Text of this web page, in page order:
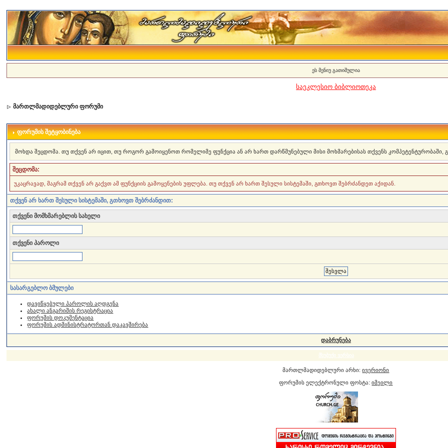
ეს მენიუ გათიშულია
საეკლესიო ბიბლიოთეკა
მართლმადიდებლური ფორუმი
ფორუმის შეტყობინება
მოხდა შეცდომა. თუ თქვენ არ იცით, თუ როგორ გამოიყენოთ რომელიმე ფუნქცია ან არ ხართ დარწმუნებული მისი მოხმარებისას თქვენს
შეცდომა:
უკაცრავად, მაგრამ თქვენ არ გაქვთ ამ ფუნქციის გამოყენების უფლება. თუ თქვენ არ ხართ შესული სისტემაში, გთხოვთ შებრძანდეთ აქიდან.
თქვენ არ ხართ შესული სისტემაში, გთხოვთ შებრძანდით:
თქვენი მომხმარებლის სახელი
თქვენი პაროლი
სასარგებლო ბმულები
დავიწყებული პაროლის აღდგენა
ახალი ანგარიშის რეგისტრაცია
ფორუმის დოკუმენტაცია
ფორუმის ადმინისტრატორთან დაკავშირება
დაბრუნება
მსუბუქი ვერსია
მართლმადიდებლური არხი:ივერიონი
ფორუმის ელექტრონული ფოსტა:იმეილი